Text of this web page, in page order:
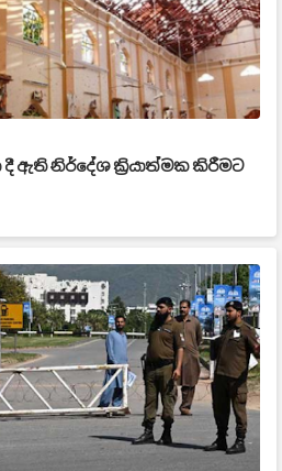
දී ඇති නිර්දේශ ක්‍රියාත්මක කිරීමට